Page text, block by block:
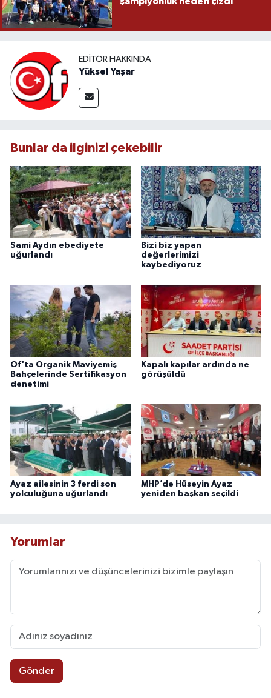
EDITÖR HAKKINDA
Yüksel Yaşar
Bunlar da ilginizi çekebilir
Sami Aydın ebediyete
uğurlandı
Bizi biz yapan
değerlerimizi
kaybediyoruz
Of'ta Organik Maviyemiş
Bahçelerinde Sertifikasyon
denetimi
Kapalı kapılar ardında ne
görüşüldü
Ayaz ailesinin 3 ferdi son
yolculuğuna uğurlandı
MHP’de Hüseyin Ayaz
yeniden başkan seçildi
Yorumlar
Gönder